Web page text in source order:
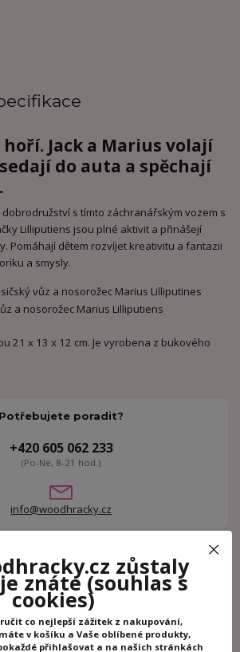
hoří. Jack a Marius volají
do auta a spěchají
s tímto záchranářským vozem s
Lilliputiens jsou plné aktivit a přinášejí
Pomáhají dětem rozvíjet kreativitu a fantazii
a smysly.
21 x 13 x 12 cm. Je vyrobena z bukového
Potřebujete poradit?
+420 605 062 233
(Po-Ne, 8-21 hod.)
info@woodhracky.cz
zůstaly
znáte(souhlas s
cookies)
co nejlepší zážitek z nakupování,
v košíku a Vaše oblíbené produkty,
přihlašovat a na našich stránkách